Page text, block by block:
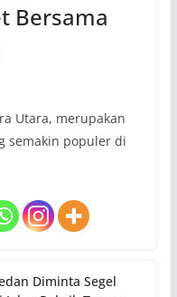
Bersama
Utara, merupakan
semakin populer di
Diminta Segel